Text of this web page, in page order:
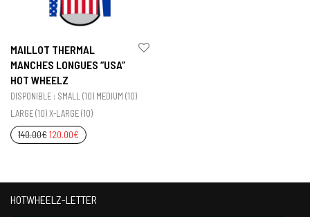
MAILLOT THERMAL
MANCHES LONGUES “USA”
HOT WHEELZ
DISPONIBLE : SMALL (10) MEDIUM (10)
LARGE (10) X-LARGE (10)
140.00€120.00€
HOTWHEELZ-LETTER